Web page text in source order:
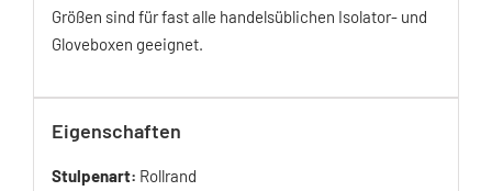
Größen sind für fast alle handelsüblichen Isolator- und
Gloveboxen geeignet.
Eigenschaften
Stulpenart: Rollrand